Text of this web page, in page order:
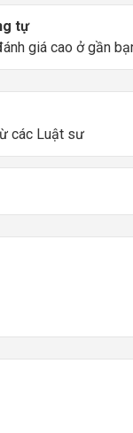
tự
giá cao ở gần
các Luật sư